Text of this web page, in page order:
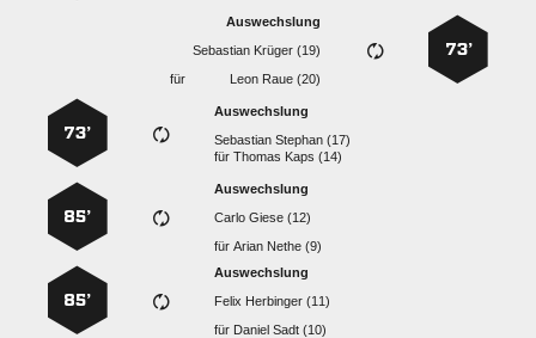
73’
Auswechslung
  
für
  
Auswechslung
  
für  
73’
Auswechslung
  
für  
85’
Auswechslung
  
für   
85’